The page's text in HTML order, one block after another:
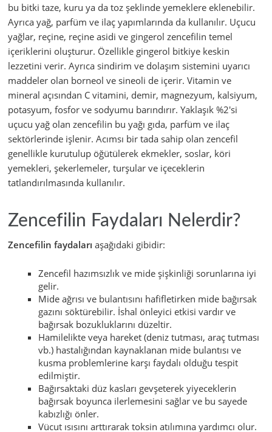
bu bitki taze, kuru ya da toz şeklinde yemeklere eklenebilir.
Ayrıca yağ, parfüm ve ilaç yapımlarında da kullanılır. Uçucu
yağlar, reçine, reçine asidi ve gingerol zencefilin temel
içeriklerini oluşturur. Özellikle gingerol bitkiye keskin
lezzetini verir. Ayrıca sindirim ve dolaşım sistemini uyarıcı
maddeler olan borneol ve sineoli de içerir. Vitamin ve
mineral açısından C vitamini, demir, magnezyum, kalsiyum,
potasyum, fosfor ve sodyumu barındırır. Yaklaşık %2'si
uçucu yağ olan zencefilin bu yağı gıda, parfüm ve ilaç
sektörlerinde işlenir. Acımsı bir tada sahip olan zencefil
genellikle kurutulup öğütülerek ekmekler, soslar, köri
yemekleri, şekerlemeler, turşular ve içeceklerin
tatlandırılmasında kullanılır.
Zencefilin Faydaları Nelerdir?
Zencefilin faydaları aşağıdaki gibidir:
Zencefil hazımsızlık ve mide şişkinliği sorunlarına iyi
gelir.
Mide ağrısı ve bulantısını hafifletirken mide bağırsak
gazını söktürebilir. İshal önleyici etkisi vardır ve
bağırsak bozukluklarını düzeltir.
Hamilelikte veya hareket (deniz tutması, araç tutması
vb.) hastalığından kaynaklanan mide bulantısı ve
kusma problemlerine karşı faydalı olduğu tespit
edilmiştir.
Bağırsaktaki düz kasları gevşeterek yiyeceklerin
bağırsak boyunca ilerlemesini sağlar ve bu sayede
kabızlığı önler.
Vücut ısısını arttırarak toksin atılımına yardımcı olur.